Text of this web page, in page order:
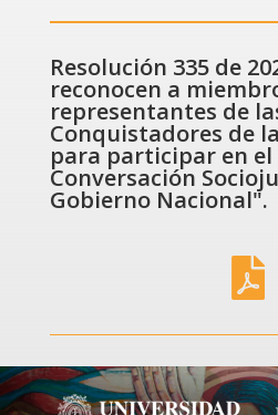
Resolución 335 de
reconocen a
representantes de
Conquistadores de
para participar en el
Conversación
Gobierno Nacional".
